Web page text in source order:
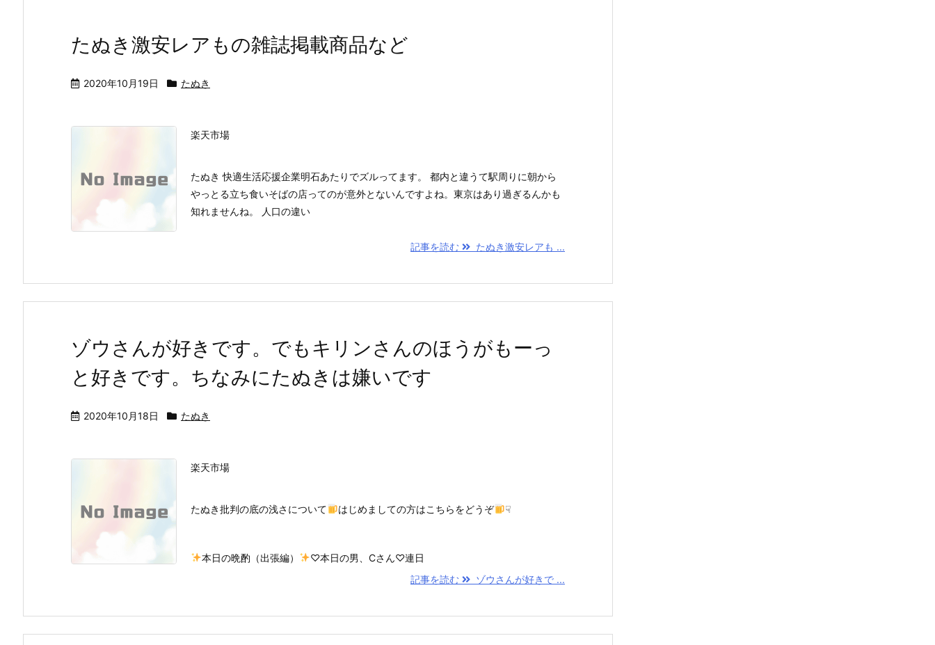
たぬき激安レアもの雑誌掲載商品など
2020年10月19日 たぬき
楽天市場
たぬき 快適生活応援企業明石あたりでズルってます。 都内と違うて駅周りに朝から
やっとる立ち食いそばの店ってのが意外とないんですよね。東京はあり過ぎるんかも
知れませんね。 人口の違い
記事を読む たぬき激安レアも ...
ゾウさんが好きです。でもキリンさんのほうがもーっ
と好きです。ちなみにたぬきは嫌いです
2020年10月18日 たぬき
楽天市場
たぬき批判の底の浅さについて はじめましての方はこちらをどうぞ ☟
本日の晩酌（出張編）
♡本日の男、Cさん♡連日
記事を読む
ゾウさんが好きで ...